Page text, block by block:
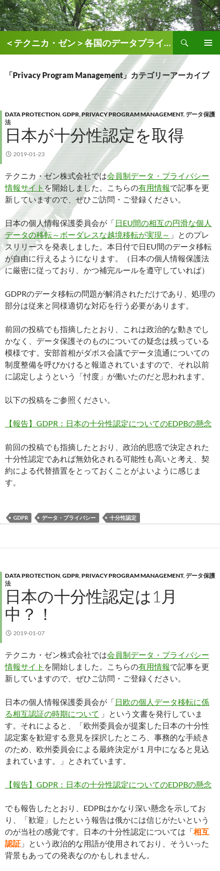
＜テクニカ・ゼン＞各国のデータプライバシー、AI関連情報
索
テ
ス
キ
ッ
プ
「Privacy Program Management」カテゴリーアーカイブ
DATA PROTECTION,GDPR,PRIVACY PROGRAM MANAGEMENT,データ保護
法
日本が十分性認定を取得
2019-01-23
テクニカ・ゼン株式会社では会員制データ・プライバシー
情報サイトを開始しました。こちらの有用情報で記事を更
新していますので、ぜひご訪問・ご登録ください。
日本の個人情報保護委員会が「日EU間の相互の円滑な個人
データの移転～ボーダレスな越境移転が実現～ 」とのプレ
スリリースを発表しました。本日付で日EU間のデータ移転
が自由に行えるようになります。（日本の個人情報保護法
に厳密に従っており、かつ補完ルールを遵守していれば）
GDPRのデータ移転の問題が解消されただけであり、処理の
部分は従来と同様適切な対応を行う必要があります。
前回の投稿でも指摘したとおり、これは政治的な動きでし
かなく、データ保護そのものについての疑念は残っている
模様です。安部首相がダボス会議でデータ流通についての
制度整備を呼びかけると報道されていますので、それ以前
に認定しようという「忖度」が働いたのだと思われます。
以下の投稿をご参照ください。
【報告】GDPR：日本の十分性認定についてのEDPBの懸念
前回の投稿でも指摘したとおり、政治的思惑で決定された
十分性認定であれば無効化される可能性も高いと考え、契
約による代替措置をとっておくことがよいように感じま
す。
GDPR データ・プライバシー 十分性認定
DATA PROTECTION,GDPR,PRIVACY PROGRAM MANAGEMENT,データ保護
法
日本の十分性認定は1月
中？！
2019-01-07
テクニカ・ゼン株式会社では会員制データ・プライバシー
情報サイト を開始しました。こちらの有用情報で記事を更
新していますので、ぜひご訪問・ご登録ください。
日本の個人情報保護委員会が「日欧の個人データ移転に係
る相互認証の時期について 」という文書を発行していま
す。それによると、「欧州委員会が提案した日本の十分性
認定案を歓迎する意見を採択したところ、事務的な手続き
のため、欧州委員会による最終決定が１月中になると見込
まれています。」とされています。
【報告】GDPR：日本の十分性認定についてのEDPBの懸念
でも報告したとおり、EDPBはかなり深い懸念を示してお
り、「歓迎」したという報告は俄かには信じがたいという
のが当社の感覚です。日本の十分性認定については「相互
認証 」という政治的な用語が使用されており、そういった
背景もあっての発表なのかもしれません。